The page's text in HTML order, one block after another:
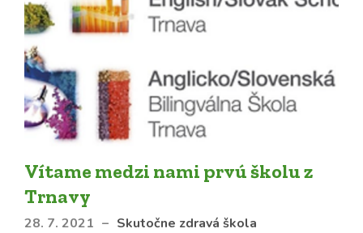
Vítame medzi nami prvú školu z
Trnavy
28. 7. 2021 – Skutočne zdravá škola